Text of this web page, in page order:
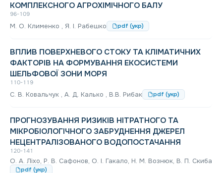
КОМПЛЕКСНОГО АГРОХІМІЧНОГО БАЛУ
96-109
М. О. Клименко , Я. І. Рабешко pdf (укр)
ВПЛИВ ПОВЕРХНЕВОГО СТОКУ ТА КЛІМАТИЧНИХ
ФАКТОРІВ НА ФОРМУВАННЯ ЕКОСИСТЕМИ
ШЕЛЬФОВОЇ ЗОНИ МОРЯ
110-119
С. В. Ковальчук , А. Д. Калько , В.В. Рибак pdf (укр)
ПРОГНОЗУВАННЯ РИЗИКІВ НІТРАТНОГО ТА
МІКРОБІОЛОГІЧНОГО ЗАБРУДНЕННЯ ДЖЕРЕЛ
НЕЦЕНТРАЛІЗОВАНОГО ВОДОПОСТАЧАННЯ
120-141
О. А. Ліхо, Р. В. Сафонов, О. І. Гакало, Н. М. Вознюк, В. П. Скиба
pdf (укр)